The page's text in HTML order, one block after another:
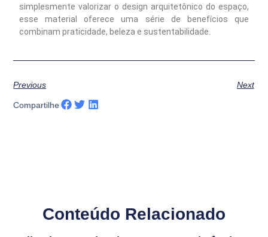
simplesmente valorizar o design arquitetônico do espaço,
esse material oferece uma série de benefícios que
combinam praticidade, beleza e sustentabilidade.
Previous Next
Compartilhe
Conteúdo Relacionado